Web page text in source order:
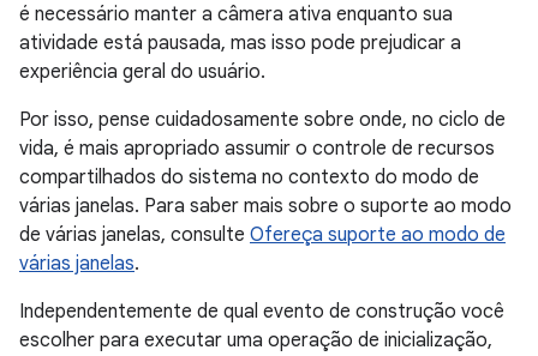
é necessário manter a câmera ativa enquanto sua
atividade está pausada, mas isso pode prejudicar a
experiência geral do usuário.
Por isso, pense cuidadosamente sobre onde, no ciclo de
vida, é mais apropriado assumir o controle de recursos
compartilhados do sistema no contexto do modo de
várias janelas. Para saber mais sobre o suporte ao modo
de várias janelas, consulte Ofereça suporte ao modo de
várias janelas.
Independentemente de qual evento de construção você
escolher para executar uma operação de inicialização,